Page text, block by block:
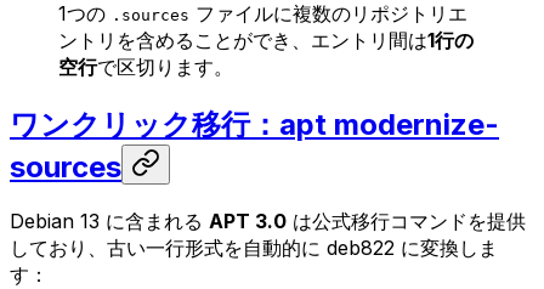
1つの .sources ファイルに複数のリポジトリエ
ントリを含めることができ、エントリ間は1行の
空行で区切ります。
ワンクリック移行：apt modernize-
sources
Debian 13 に含まれる APT 3.0 は公式移行コマンドを提供
しており、古い一行形式を自動的に deb822 に変換しま
す：